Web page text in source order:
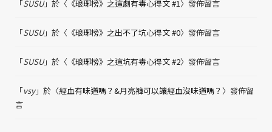
「SUSU」於〈 《琅琊榜》之這劇有毒心得文 #1〉發佈留言
「SUSU」於〈 《琅琊榜》之出不了坑心得文 #0〉發佈留言
「SUSU」於〈 《琅琊榜》之這坑有毒心得文 #2〉發佈留言
「vsy」於〈經血有味道嗎？&月亮褲可以讓經血沒味道嗎？ 〉發佈留
言